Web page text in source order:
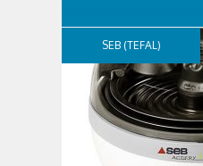
SEB (TEFAL)